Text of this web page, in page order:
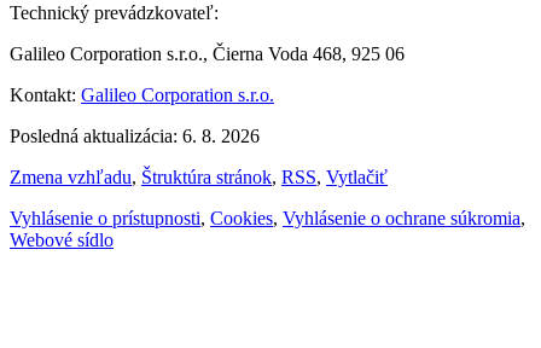
Technický prevádzkovateľ:
Galileo Corporation s.r.o., Čierna Voda 468, 925 06
Kontakt: Galileo Corporation s.r.o.
Posledná aktualizácia: 6. 8. 2026
Zmena vzhľadu, Štruktúra stránok, RSS, Vytlačiť
Vyhlásenie o prístupnosti, Cookies, Vyhlásenie o ochrane súkromia,
Webové sídlo